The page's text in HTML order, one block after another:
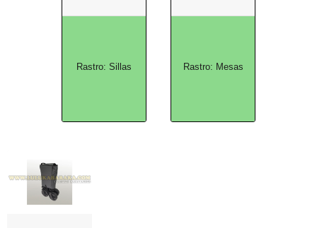
Rastro: Sillas Rastro: Mesas